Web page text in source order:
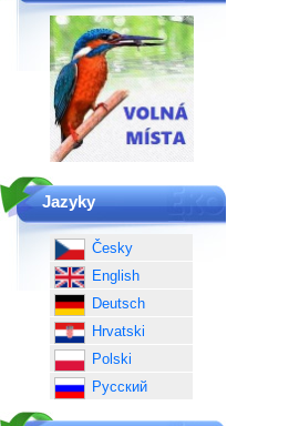
Jazyky
Česky
English
Deutsch
Hrvatski
Polski
Русский